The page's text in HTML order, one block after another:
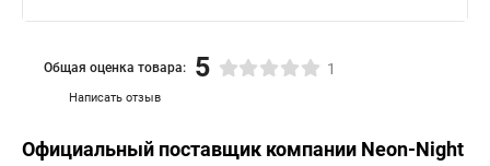
Написать отзыв
Общая оценка товара: 5 1
Официальный поставщик компании Neon-Night